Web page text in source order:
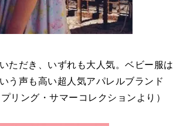
ただき、いずれも大人気。ベビー服は
う声も高い超人気アパレルブランド
ング・サマーコレクションより）